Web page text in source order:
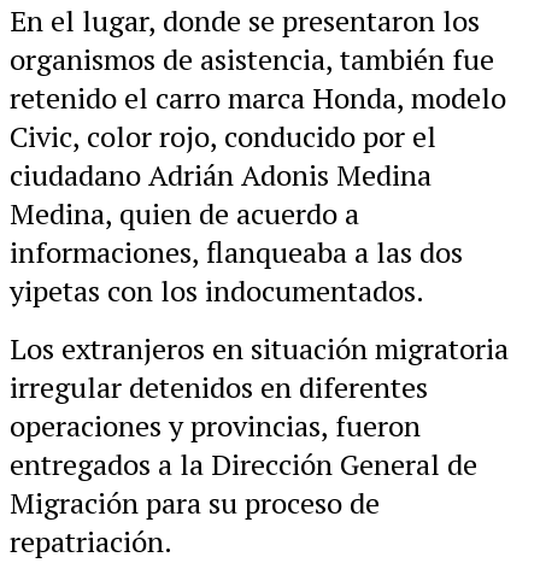
En el lugar, donde se presentaron los
organismos de asistencia, también fue
retenido el carro marca Honda, modelo
Civic, color rojo, conducido por el
ciudadano Adrián Adonis Medina
Medina, quien de acuerdo a
informaciones, flanqueaba a las dos
yipetas con los indocumentados.
Los extranjeros en situación migratoria
irregular detenidos en diferentes
operaciones y provincias, fueron
entregados a la Dirección General de
Migración para su proceso de
repatriación.